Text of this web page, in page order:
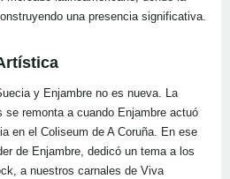
una presencia significativa.
y Enjambre no es nueva. La
se remonta a cuando Enjambre actuó
en el Coliseum de A Coruña. En ese
de Enjambre, dedicó un tema a los
a nuestros carnales de Viva